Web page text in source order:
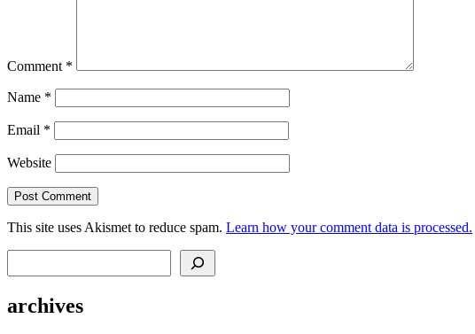
Comment *
Name *
Email *
Website
This site uses Akismet to reduce spam. Learn how your comment data is processed.
archives